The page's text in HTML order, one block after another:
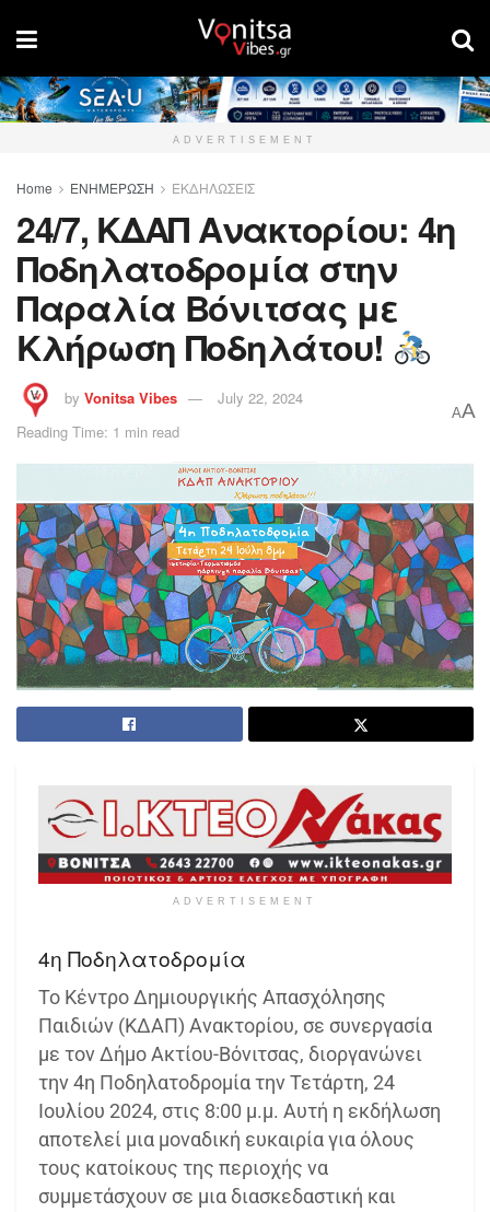
ADVERTISEMENT
Home ΕΝΗΜΕΡΩΣΗ ΕΚΔΗΛΩΣΕΙΣ
24/7, ΚΔΑΠ Ανακτορίου: 4η
Ποδηλατοδρομία στην
Παραλία Βόνιτσας με
Κλήρωση Ποδηλάτου!
by Vonitsa Vibes
July 22, 2024
Reading Time: 1 min read
AA
ADVERTISEMENT
4η Ποδηλατοδρομία
Το Κέντρο Δημιουργικής Απασχόλησης
Παιδιών (ΚΔΑΠ) Ανακτορίου, σε συνεργασία
με τον Δήμο Ακτίου-Βόνιτσας, διοργανώνει
την 4η Ποδηλατοδρομία την Τετάρτη, 24
Ιουλίου 2024, στις 8:00 μ.μ. Αυτή η εκδήλωση
αποτελεί μια μοναδική ευκαιρία για όλους
τους κατοίκους της περιοχής να
συμμετάσχουν σε μια διασκεδαστική και